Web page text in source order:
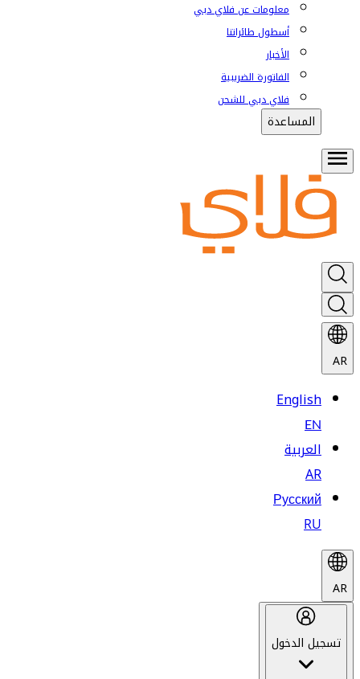
معلومات عن فلاي دبي
أسطول طائراتنا
الأخبار
الفاتورة الضريبية
فلاي دبي للشحن
المساعدة
AR
English
EN
العربية
AR
Русский
RU
AR
تسجيل الدخول